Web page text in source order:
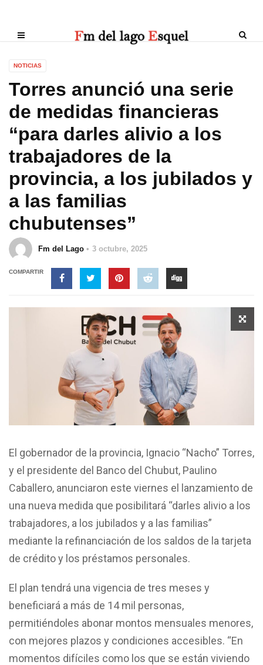
NOTICIAS
Torres anunció una serie
de medidas financieras
“para darles alivio a los
trabajadores de la
provincia, a los jubilados y
a las familias
chubutenses”
Fm del Lago 3 octubre, 2025
COMPARTIR
El gobernador de la provincia, Ignacio “Nacho” Torres,
y el presidente del Banco del Chubut, Paulino
Caballero, anunciaron este viernes el lanzamiento de
una nueva medida que posibilitará “darles alivio a los
trabajadores, a los jubilados y a las familias”
mediante la refinanciación de los saldos de la tarjeta
de crédito y los préstamos personales.
El plan tendrá una vigencia de tres meses y
beneficiará a más de 14 mil personas,
permitiéndoles abonar montos mensuales menores,
con mejores plazos y condiciones accesibles. “En
momentos difíciles como los que se están viviendo